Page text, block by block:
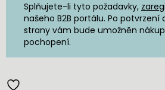
Splňujete-li tyto požadavky,
našeho B2B portálu. Po
strany vám bude umožněn
pochopení.